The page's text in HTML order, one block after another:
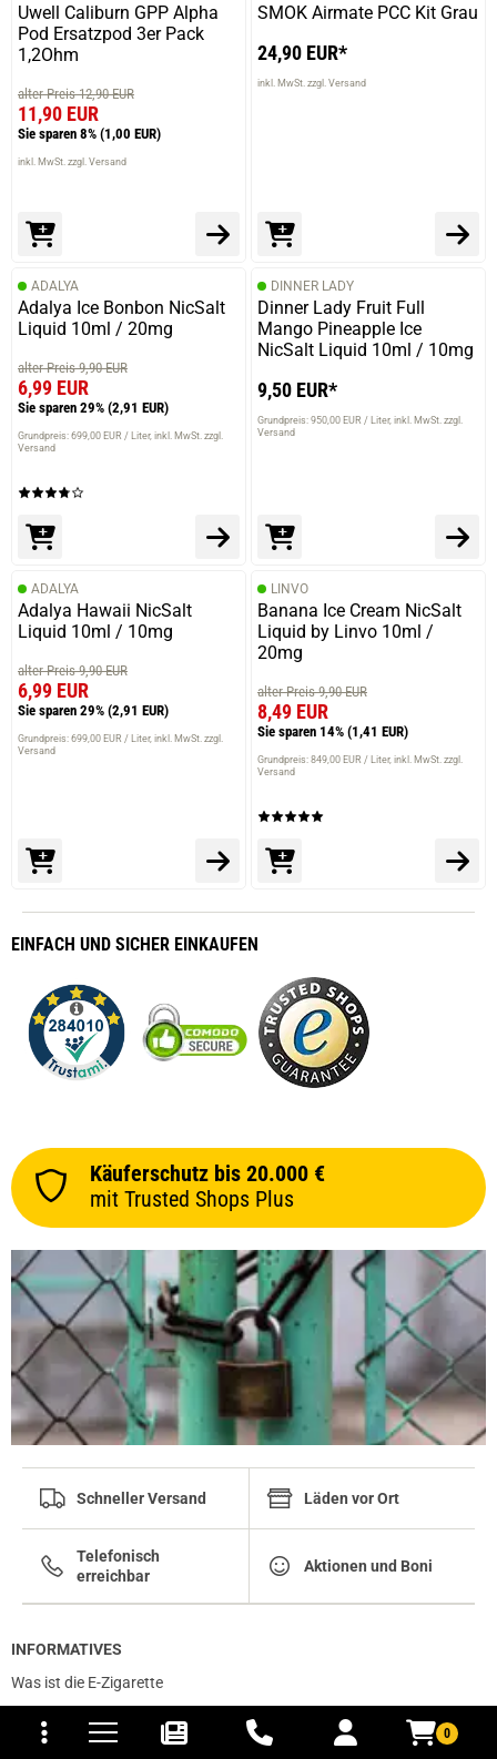
0
und Versandkosten
Uwell Caliburn GPP Alpha
Pod Ersatzpod 3er Pack
1,2Ohm
alter Preis 12,90 EUR
11,90 EUR
Sie sparen 8% (1,00 EUR)
inkl. MwSt. zzgl. Versand
SMOK Airmate PCC Kit Grau
24,90 EUR*
inkl. MwSt. zzgl. Versand
ADALYA
Adalya Ice Bonbon NicSalt
Liquid 10ml / 20mg
alter Preis 9,90 EUR
6,99 EUR
Sie sparen 29% (2,91 EUR)
Grundpreis: 699,00 EUR / Liter inkl. MwSt. zzgl.
Versand
DINNER LADY
Dinner Lady Fruit Full
Mango Pineapple Ice
NicSalt Liquid 10ml / 10mg
9,50 EUR*
Grundpreis: 950,00 EUR / Liter inkl. MwSt. zzgl.
Versand
ADALYA
Adalya Hawaii NicSalt
Liquid 10ml / 10mg
alter Preis 9,90 EUR
6,99 EUR
Sie sparen 29% (2,91 EUR)
Grundpreis: 699,00 EUR / Liter inkl. MwSt. zzgl.
Versand
LINVO
Banana Ice Cream NicSalt
Liquid by Linvo 10ml /
20mg
alter Preis 9,90 EUR
8,49 EUR
Sie sparen 14% (1,41 EUR)
Grundpreis: 849,00 EUR / Liter inkl. MwSt. zzgl.
Versand
EINFACH UND SICHER EINKAUFEN
Käuferschutz bis 20.000 €
mit Trusted Shops Plus
Schneller Versand Läden vor Ort
Telefonisch
erreichbar
Aktionen und Boni
INFORMATIVES
Was ist die E-Zigarette
So funktioniert es